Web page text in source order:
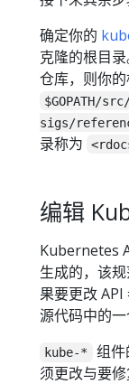
确定你的
克隆的根目
仓库，则你
$GOPATH/
sigs/
录称为
编辑
Kubernetes
生成的，该
果要更改
源代码中的一
kube-*
组
须更改与要